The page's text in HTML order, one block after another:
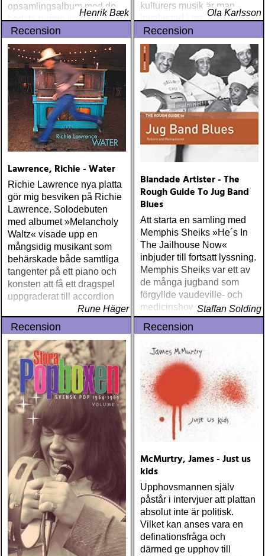
opsamlingsalbum med de
bedste numre indenfor den
populære reggaestil kaldet
one-drop
Henrik Bæk
kulturers musik är man
involverad i massor av
välgörenhetsprojekt, de
flesta med inriktning på
barn och utbildning
Ola Karlsson
Recension
Lawrence, Richie - Water
Richie Lawrence nya platta
gör mig besviken på Richie
Lawrence. Solodebuten
med albumet »Melancholy
Waltz« visade upp en
mångsidig musikant som
behärskade både samtliga
tangenter på ett piano och
konsten att få ett dragspel
uppgraderat till accordion
Rune Häger
Recension
Blandade Artister - The
Rough Guide To Jug Band
Blues
Att starta en samling med
Memphis Sheiks »He´s In
The Jailhouse Now«
inbjuder till fortsatt lyssning.
Memphis Sheiks var ett av
de många jugband som
förgyllde vaudeville- och
medicinshow på 20- och
30-talet
Staffan Solding
Recension Recension
McMurtry, James - Just us
kids
Upphovsmannen själv
påstår i intervjuer att plattan
absolut inte är politisk.
Vilket kan anses vara en
definationsfråga och
därmed ge upphov till